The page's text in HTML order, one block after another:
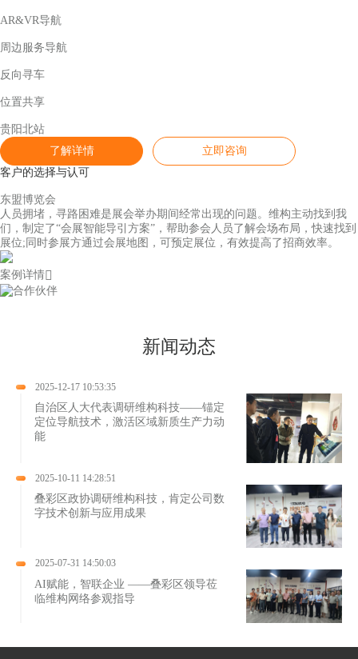
AR&VR导航
周边服务导航
反向寻车
位置共享
贵阳北站
了解详情
立即咨询
客户的选择与认可
东盟博览会
人员拥堵，寻路困难是展会举办期间经常出现的问题。维构主动找到我
们，制定了“会展智能导引方案”，帮助参会人员了解会场布局，快速找到
展位;同时参展方通过会展地图，可预定展位，有效提高了招商效率。
案例详情
新闻动态
2025-12-17 10:53:35
自治区人大代表调研维构科技——锚定
定位导航技术，激活区域新质生产力动
能
2025-10-11 14:28:51
叠彩区政协调研维构科技，肯定公司数
字技术创新与应用成果
2025-07-31 14:50:03
AI赋能，智联企业 ——叠彩区领导莅
临维构网络参观指导